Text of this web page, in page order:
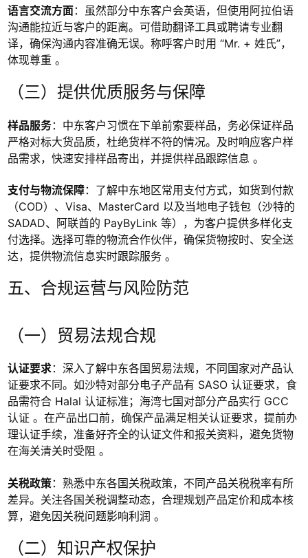
语言交流方面：虽然部分中东客户会英语，但使用阿拉伯语
沟通能拉近与客户的距离。可借助翻译工具或聘请专业翻
译，确保沟通内容准确无误。称呼客户时用 “Mr. + 姓氏”，
体现尊重 。
（三）提供优质服务与保障
样品服务：中东客户习惯在下单前索要样品，务必保证样品
严格对标大货品质，杜绝货样不符的情况。及时响应客户样
品需求，快速安排样品寄出，并提供样品跟踪信息 。
支付与物流保障：了解中东地区常用支付方式，如货到付款
（COD）、Visa、MasterCard 以及当地电子钱包（沙特的
SADAD、阿联酋的 PayByLink 等），为客户提供多样化支
付选择。选择可靠的物流合作伙伴，确保货物按时、安全送
达，提供物流信息实时跟踪服务 。
五、合规运营与风险防范
（一）贸易法规合规
认证要求：深入了解中东各国贸易法规，不同国家对产品认
证要求不同。如沙特对部分电子产品有 SASO 认证要求，食
品需符合 Halal 认证标准；海湾七国对部分产品实行 GCC
认证 。在产品出口前，确保产品满足相关认证要求，提前办
理认证手续，准备好齐全的认证文件和报关资料，避免货物
在海关清关时受阻 。
关税政策：熟悉中东各国关税政策，不同产品关税税率有所
差异。关注各国关税调整动态，合理规划产品定价和成本核
算，避免因关税问题影响利润 。
（二）知识产权保护